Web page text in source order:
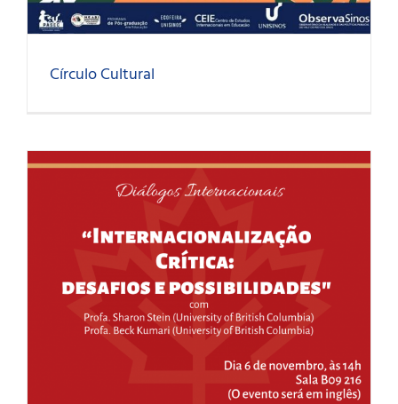
Círculo Cultural